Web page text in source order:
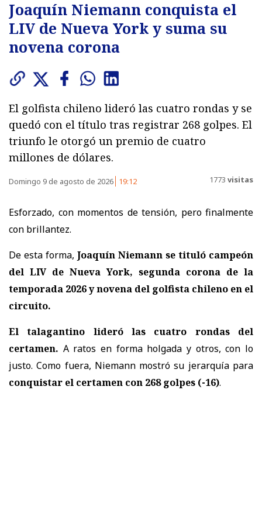
Joaquín Niemann conquista el
LIV de Nueva York y suma su
novena corona
El golfista chileno lideró las cuatro rondas y se
quedó con el título tras registrar 268 golpes. El
triunfo le otorgó un premio de cuatro
millones de dólares.
Domingo 9 de agosto de 2026 19:12 1773 visitas
Esforzado, con momentos de tensión, pero finalmente
con brillantez.
De esta forma, Joaquín Niemann se tituló campeón
del LIV de Nueva York, segunda corona de la
temporada 2026 y novena del golfista chileno en el
circuito.
El talagantino lideró las cuatro rondas del
certamen. A ratos en forma holgada y otros, con lo
justo. Como fuera, Niemann mostró su jerarquía para
conquistar el certamen con 268 golpes (-16).